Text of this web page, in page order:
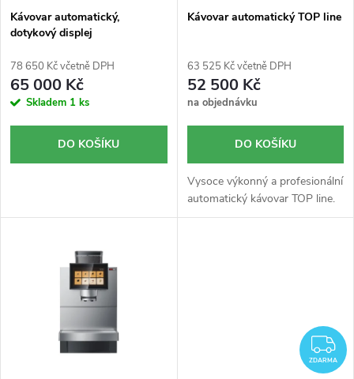
o
d
u
k
t
ů
r
o
d
u
k
t
Kávovar automatický,
dotykový displej
78 650 Kč včetně DPH
65 000 Kč
Skladem 1 ks
DO KOŠÍKU
Kávovar automatický TOP line
63 525 Kč včetně DPH
52 500 Kč
na objednávku
DO KOŠÍKU
Vysoce výkonný a profesionální
automatický kávovar TOP line.
ZDARMA